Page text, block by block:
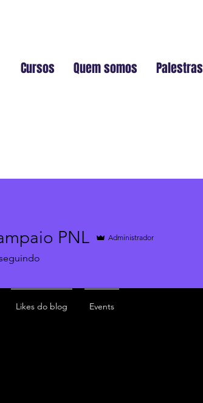
Cursos Quem somos Palestras
PNL Administrador
Likes do blog Events